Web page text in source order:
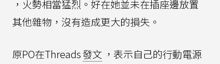
，火勢相當猛烈。好在她並未在插座邊放置
其他雜物，沒有造成更大的損失。
原PO在Threads發文 ，表示自己的行動電源